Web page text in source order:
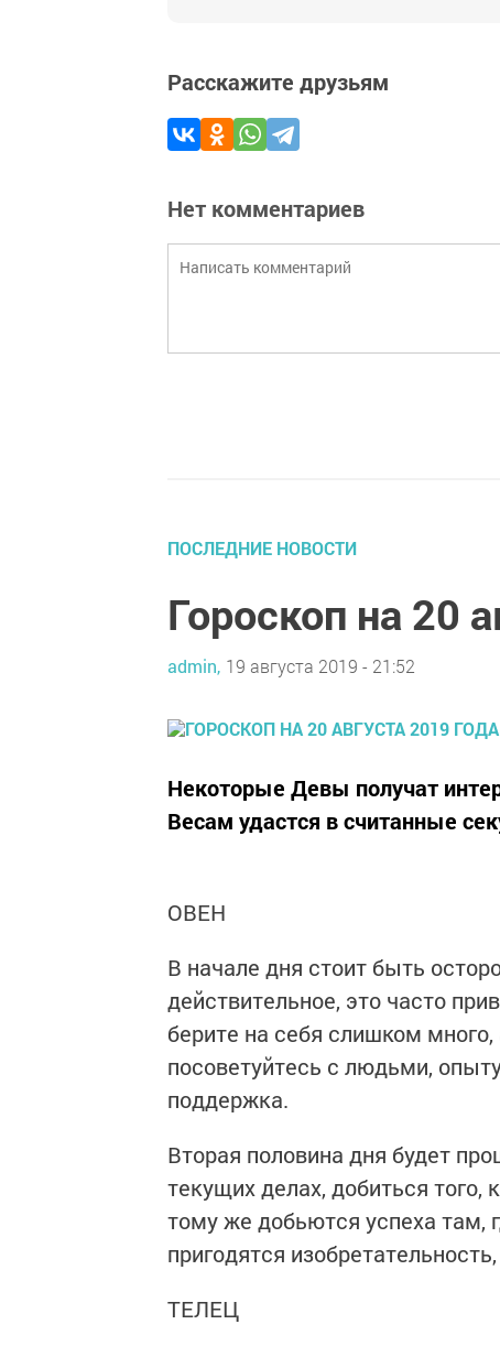
Расскажите друзьям
Нет комментариев
ПОСЛЕДНИЕ НОВОСТИ
Гороскоп на 20
admin, 19 августа 2019 - 21:52
Некоторые Девы получат
Весам удастся в считанные
ОВЕН
В начале дня стоит быть
действительное, это часто
берите на себя слишком
посоветуйтесь с людьми,
поддержка.
Вторая половина дня будет
текущих делах, добиться
тому же добьются успеха там,
пригодятся
ТЕЛЕЦ